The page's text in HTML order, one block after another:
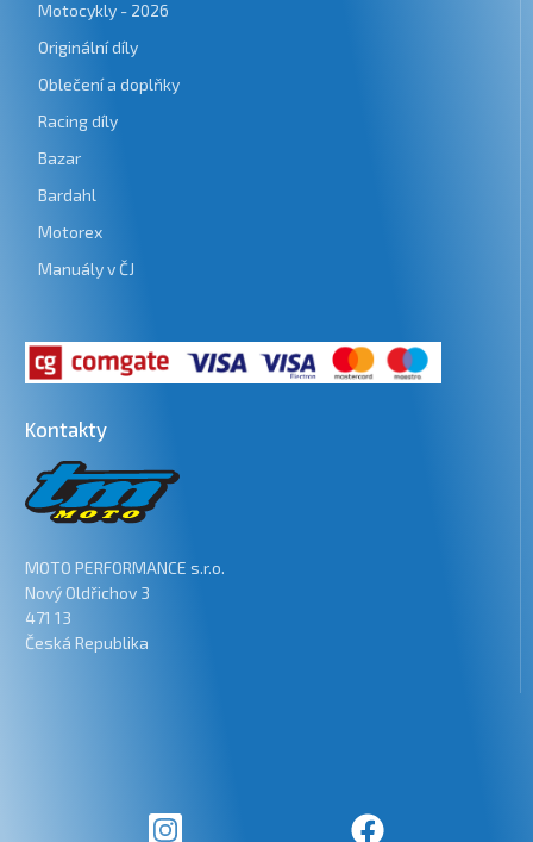
Motocykly - 2026
Originální díly
Oblečení a doplňky
Racing díly
Bazar
Bardahl
Motorex
Manuály v ČJ
Kontakty
MOTO PERFORMANCE s.r.o.
Nový Oldřichov 3
471 13
Česká Republika